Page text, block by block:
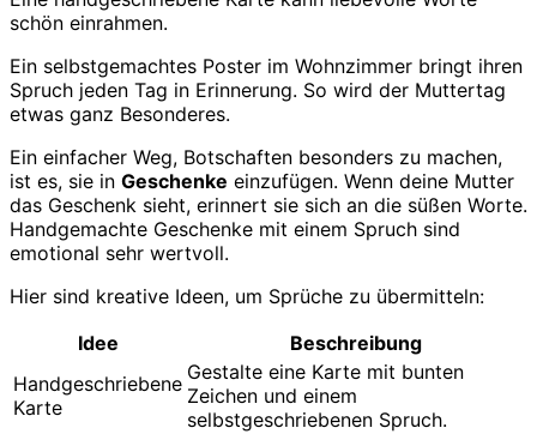
schön einrahmen.
Ein selbstgemachtes Poster im Wohnzimmer bringt ihren
Spruch jeden Tag in Erinnerung. So wird der Muttertag
etwas ganz Besonderes.
Ein einfacher Weg, Botschaften besonders zu machen,
ist es, sie in Geschenke einzufügen. Wenn deine Mutter
das Geschenk sieht, erinnert sie sich an die süßen Worte.
Handgemachte Geschenke mit einem Spruch sind
emotional sehr wertvoll.
Hier sind kreative Ideen, um Sprüche zu übermitteln:
Idee
Beschreibung
Handgeschriebene
Karte
Gestalte eine Karte mit bunten
Zeichen und einem
selbstgeschriebenen Spruch.